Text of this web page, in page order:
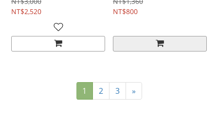
NT$2,520
NT$800
1 2 3 »